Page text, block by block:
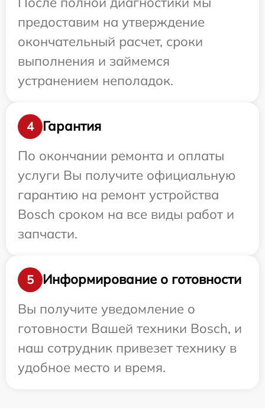
предоставим на утверждение
окончательный расчет, сроки
выполнения и займемся
устранением неполадок.
4
Гарантия
По окончании ремонта и оплаты
услуги Вы получите официальную
гарантию на ремонт устройства
Bosch сроком на все виды работ и
запчасти.
5
Информирование о готовности
Вы получите уведомление о
готовности Вашей техники Bosch, и
наш сотрудник привезет технику в
удобное место и время.